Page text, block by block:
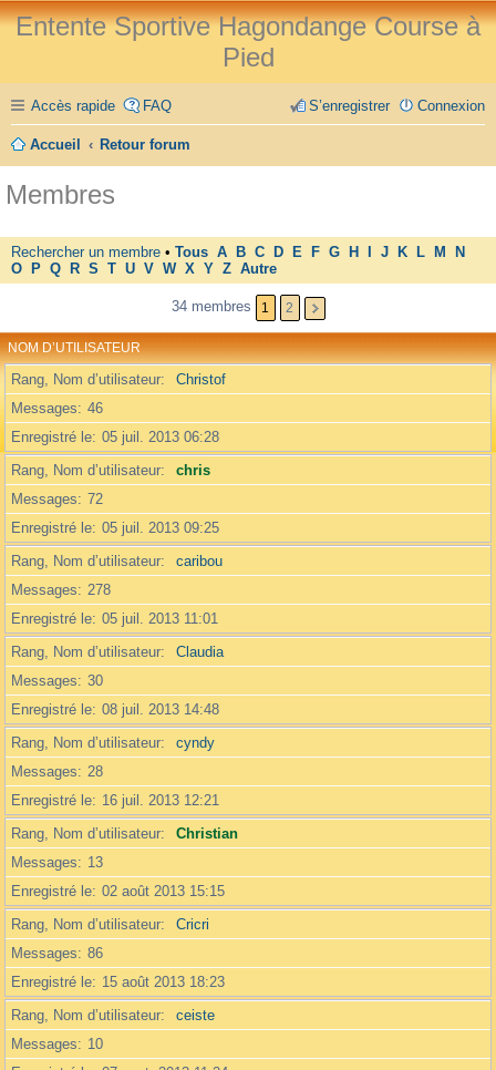
Entente Sportive Hagondange Course à
Pied
Accès rapide FAQ Connexion
S’enregistrer
Accueil Retour forum
Membres
Rechercher un membre • Tous A B C D E F G H J K L M
N
O
P Q R S T U V W X Y Z Autre
34 membres 1 2
NOM D’UTILISATEUR
Rang, Nom d’utilisateur
Christof
Messages
46
Enregistré le 05 juil. 2013 06:28
Rang, Nom d’utilisateur
chris
Messages
72
Enregistré le 05 juil. 2013 09:25
Rang, Nom d’utilisateur
caribou
Messages
278
Enregistré le 05 juil. 2013 11:01
Rang, Nom d’utilisateur
Claudia
Messages
30
Enregistré le 08 juil. 2013 14:48
Rang, Nom d’utilisateur
cyndy
Messages
28
Enregistré le
16 juil. 2013 12:21
Rang, Nom d’utilisateur
Christian
Messages
13
Enregistré le 02 août 2013 15:15
Rang, Nom d’utilisateur
Cricri
Messages
86
Enregistré le
15 août 2013 18:23
Rang, Nom d’utilisateur
ceiste
Messages
10